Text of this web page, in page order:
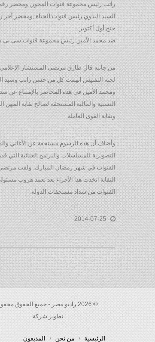
راتب رئيس مجموعة قنوات المحور, ومحضر
السيد البدوي رئيس قنوات الحياة ,ومحضر أخر رقم 8047
جنح أول أكتوبر
ضد محمد الأمين رئيس مجموعة قنوات سى بى سى.
من جانبه قال طارق مرتضى المستشار الإعلامي للنقابة أن
لجنة التفتيش اتهمت كل من حسن راتب وسيد البدوي
ومحمد الأمين في هذه المحاضر بالإمتناع عن سداد الرسوم
النسبية والمالية المستحقة لصالح نقابة المهن الموسيقية
ونقابة القوى العاملة.
وأضاف أن هذه الرسوم مستحقة عن الأغاني والموسيقى
التصويرية للمسلسلات والبرامج الغنائية التي قدمتها هذه
القنوات في شهر رمضان المبارك, ولفت مرتضى إلى أن
النقابة اتخذت هذا الأجراء بعد تعمد هروب مسئولي هذه
القنوات من سداد مستحقات الدولة.
2014-07-25
© 2026 راديو مصر - جميع الحقوق محفوظة. |
تطوير شركة
الرئيسية من نحن المذيعون